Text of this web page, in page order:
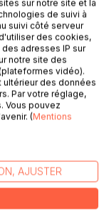
d’envie, fait
tendresse,
sur notre site et la
de suivi à
suivi côté serveur
des cookies,
adresses IP sur
notre site des
vidéo).
ultérieur des données
Par votre réglage,
Vous pouvez
(Mentions
AJUSTER